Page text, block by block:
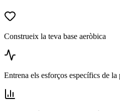
Construeix la teva base aeròbica
Entrena els esforços específics de la